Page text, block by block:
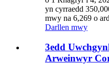
yn cyrraedd
mwy na 6,269 o
Darllen mwy
3edd
Arweinwyr